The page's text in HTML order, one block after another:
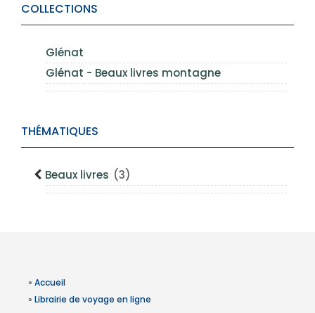
COLLECTIONS
Glénat
Glénat - Beaux livres montagne
THÉMATIQUES
Beaux livres (3)
» Accueil
» Librairie de voyage en ligne